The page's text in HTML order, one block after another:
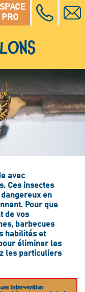
PRO
avec
Ces insectes
en
Pour que
de vos
barbecues
habilités et
éliminer les
les particuliers